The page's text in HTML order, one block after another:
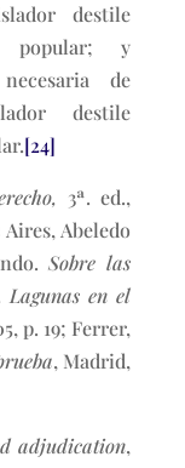
destile
popular; y
de
destile
[24]
3ª. ed.,
Abeledo
Sobre las
Lagunas en el
p. 19; Ferrer,
, Madrid,
adjudication,